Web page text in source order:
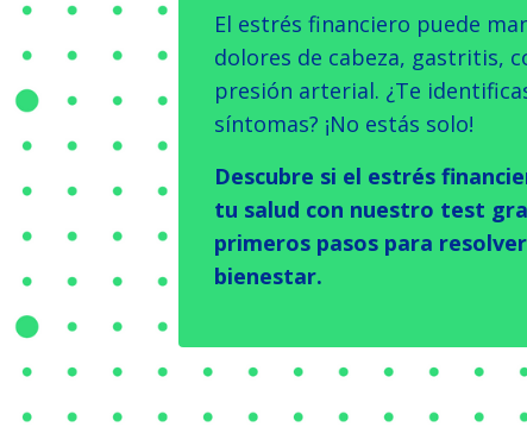
El estrés financiero puede
dolores de cabeza, gastritis,
presión arterial. ¿Te
síntomas? ¡No estás solo!
Descubre si el estrés
tu salud con nuestro test
primeros pasos para
bienestar.